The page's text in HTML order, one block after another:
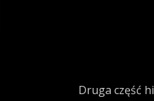
Druga część